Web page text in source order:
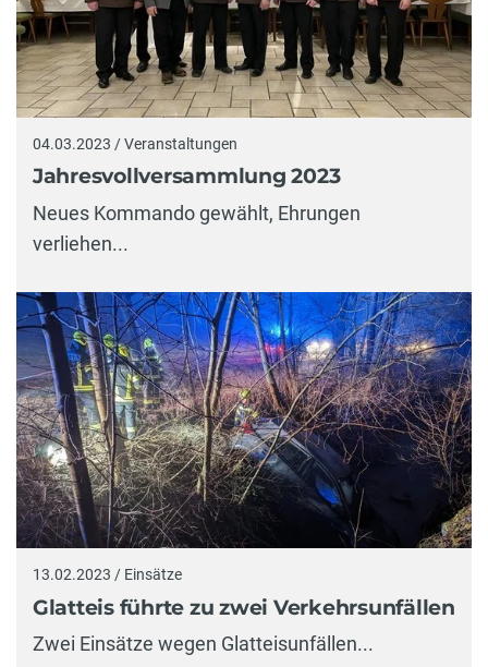
04.03.2023 / Veranstaltungen
Jahresvollversammlung 2023
Neues Kommando gewählt, Ehrungen
verliehen...
13.02.2023 / Einsätze
Glatteis führte zu zwei Verkehrsunfällen
Zwei Einsätze wegen Glatteisunfällen...